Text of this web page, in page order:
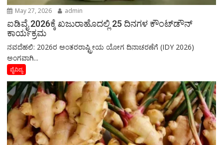
May 27, 2026 admin
ಐಡಿವೈ 2026ಕ್ಕೆ ಖಜುರಾಹೊದಲ್ಲಿ 25 ದಿನಗಳ ಕೌಂಟ್‌ಡೌನ್
ಕಾರ್ಯಕ್ರಮ
ನವದೆಹಲಿ: 2026ರ ಅಂತರರಾಷ್ಟ್ರೀಯ ಯೋಗ ದಿನಾಚರಣೆಗೆ (IDY 2026)
ಅಂಗವಾಗಿ...
ವೈವಿದ್ಯ